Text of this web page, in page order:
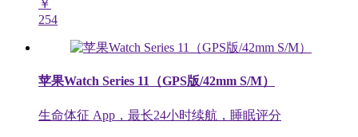
￥
254
苹果Watch Series 11（GPS版/42mm S/M）
生命体征 App，最长24小时续航，睡眠评分